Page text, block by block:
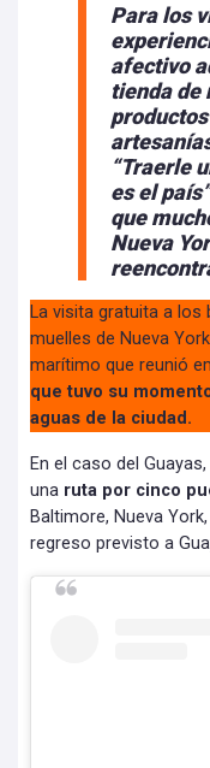
Para los
afectivo
tienda de
“Traerle
es el
que
Nueva
La visita gratuita a
muelles de Nueva
marítimo que reunió
que tuvo su
aguas de la ciudad.
En el caso del
una ruta por cinco
Baltimore, Nueva
regreso previsto a